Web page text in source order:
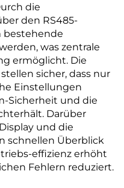
die
den RS485-
bestehende
was zentrale
ermöglicht. Die
sicher, dass nur
Einstellungen
Sicherheit und die
Darüber
und die
schnellen Überblick
effizienz erhöht
Fehlern reduziert.